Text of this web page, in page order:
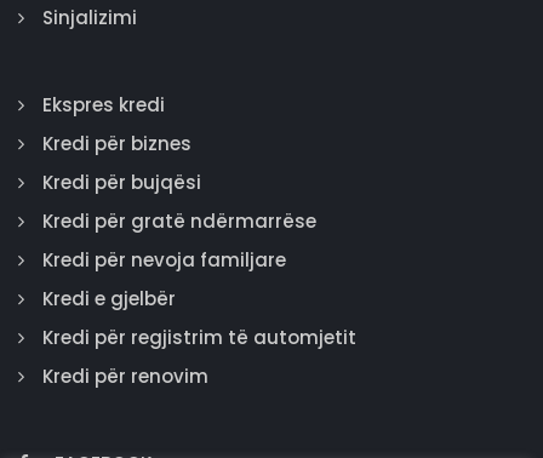
Sinjalizimi
Ekspres kredi
Kredi për biznes
Kredi për bujqësi
Kredi për gratë ndërmarrëse
Kredi për nevoja familjare
Kredi e gjelbër
Kredi për regjistrim të automjetit
Kredi për renovim